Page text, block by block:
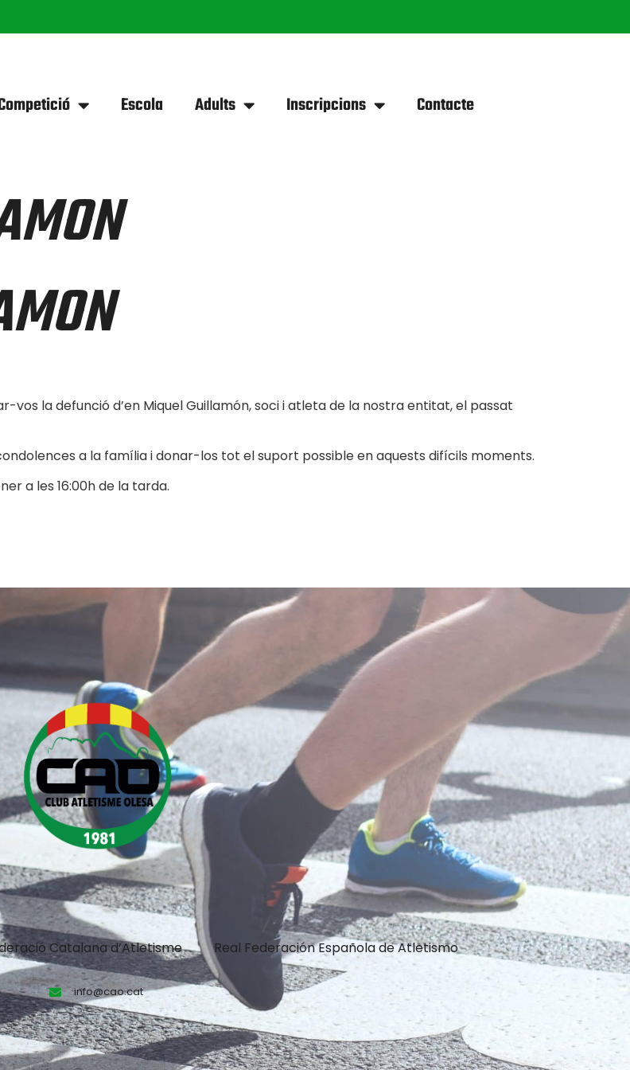
Escola Adults Inscripcions Contacte
la defunció d’en Miquel Guillamón, soci i atleta de la nostra entitat, el passat
a la família i donar-los tot el suport possible en aquests difícils moments.
a les 16:00h de la tarda.
Catalana d’Atletisme Real Federación Española de Atletismo
info@cao.cat